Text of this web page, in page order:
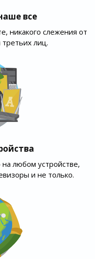
все
никакого слежения от
лиц.
любом устройстве,
и не только.